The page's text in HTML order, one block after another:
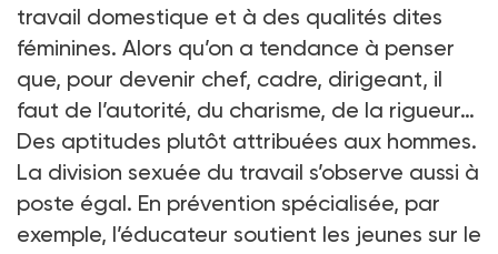
travail domestique et à des qualités dites
féminines. Alors qu’on a tendance à penser
que, pour devenir chef, cadre, dirigeant, il
faut de l’autorité, du charisme, de la rigueur…
Des aptitudes plutôt attribuées aux hommes.
La division sexuée du travail s’observe aussi à
poste égal. En prévention spécialisée, par
exemple, l’éducateur soutient les jeunes sur le